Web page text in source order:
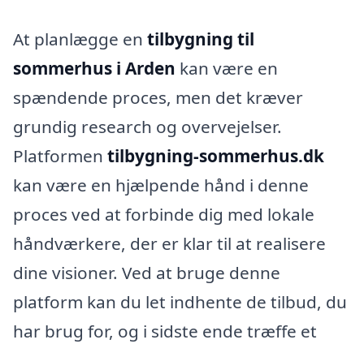
At planlægge en tilbygning til
sommerhus i Arden kan være en
spændende proces, men det kræver
grundig research og overvejelser.
Platformen tilbygning-sommerhus.dk
kan være en hjælpende hånd i denne
proces ved at forbinde dig med lokale
håndværkere, der er klar til at realisere
dine visioner. Ved at bruge denne
platform kan du let indhente de tilbud, du
har brug for, og i sidste ende træffe et